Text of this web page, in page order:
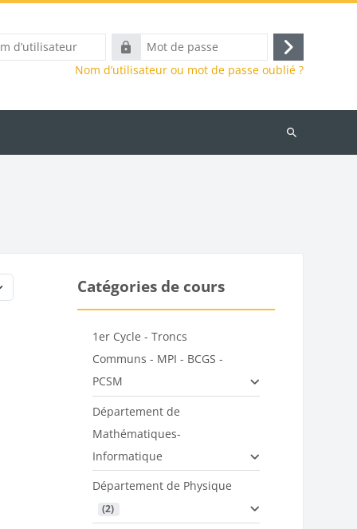
Mot
de
Connexion
Nom d’utilisateur ou mot de passe oublié ?
Rechercher
Catégories de cours
1er Cycle - Troncs
Communs - MPI - BCGS -
PCSM
Département de
Mathématiques-
Informatique
Département de Physique
(2)